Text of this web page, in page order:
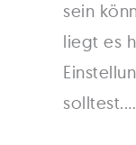
sein
liegt es
solltest.…